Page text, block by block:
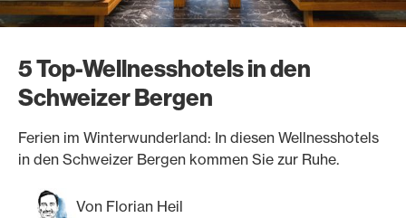
5 Top-Wellnesshotels in den
Schweizer Bergen
Ferien im Winterwunderland: In diesen Wellnesshotels
in den Schweizer Bergen kommen Sie zur Ruhe.
Von Florian Heil